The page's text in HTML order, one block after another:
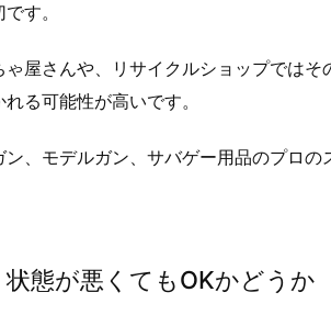
す。
ゃ屋さんや、リサイクルショップでは
れる可能性が高いです。
ン、モデルガン、サバゲー用品のプロ
状態が悪くてもOKかどうか